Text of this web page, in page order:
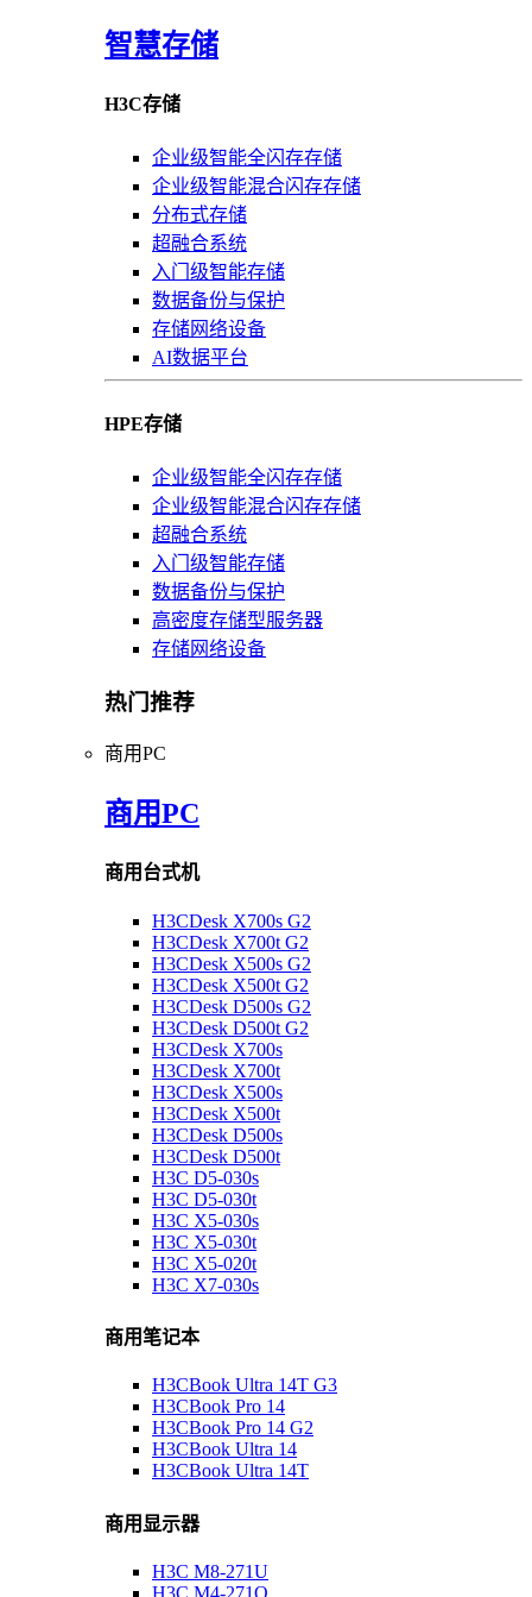
智慧存储
H3C存储
企业级智能全闪存存储
企业级智能混合闪存存储
分布式存储
超融合系统
入门级智能存储
数据备份与保护
存储网络设备
AI数据平台
HPE存储
企业级智能全闪存存储
企业级智能混合闪存存储
超融合系统
入门级智能存储
数据备份与保护
高密度存储型服务器
存储网络设备
热门推荐
商用PC
商用PC
商用台式机
H3CDesk X700s G2
H3CDesk X700t G2
H3CDesk X500s G2
H3CDesk X500t G2
H3CDesk D500s G2
H3CDesk D500t G2
H3CDesk X700s
H3CDesk X700t
H3CDesk X500s
H3CDesk X500t
H3CDesk D500s
H3CDesk D500t
H3C D5-030s
H3C D5-030t
H3C X5-030s
H3C X5-030t
H3C X5-020t
H3C X7-030s
商用笔记本
H3CBook Ultra 14T G3
H3CBook Pro 14
H3CBook Pro 14 G2
H3CBook Ultra 14
H3CBook Ultra 14T
商用显示器
H3C M8-271U
H3C M4-271Q